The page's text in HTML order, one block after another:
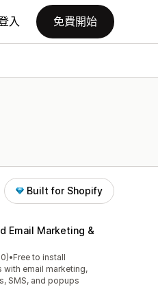
入 免費開始
Built for Shopify
Email Marketing &
星
評價
•Free to install
with email marketing,
SMS, and popups